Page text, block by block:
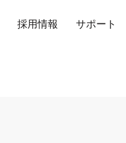
採用情報 サポート